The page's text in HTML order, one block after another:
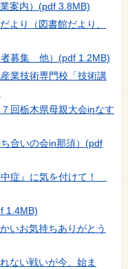
案内） (pdf 3.8MB)
より（図書館だより、
募集 他） (pdf 1.2MB)
業技術専門校「技術講
回栃木県母親大会inなす
合いの会in那須） (pdf
症』に気を付けて！
1.4MB)
いお気持ちありがとう
ない戦いが今、始ま